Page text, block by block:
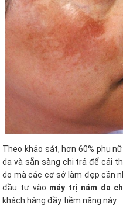
Theo khảo sát, hơn 60% phụ
da và sẵn sàng chi trả để cải
do mà các cơ sở làm đẹp cần
đầu tư vào máy trị nám da
khách hàng đầy tiềm năng này.